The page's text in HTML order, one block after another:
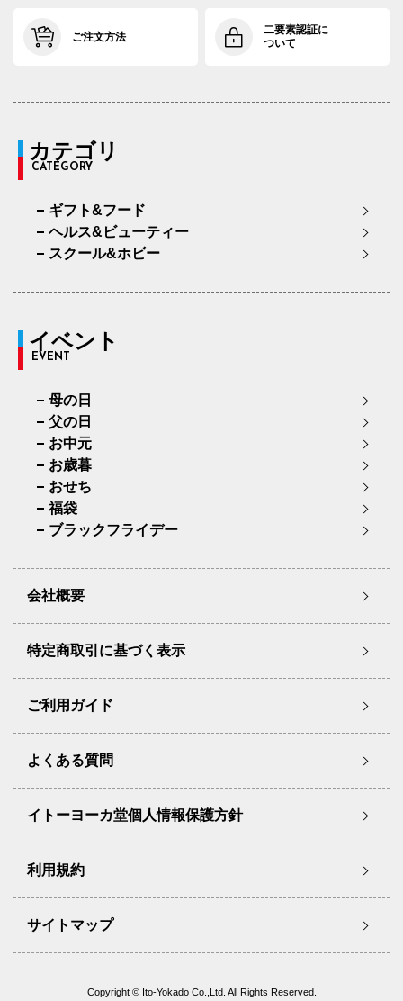
ご注文方法
二要素認証に
ついて
カテゴリ
CATEGORY
ギフト&フード
ヘルス&ビューティー
スクール&ホビー
イベント
EVENT
母の日
父の日
お中元
お歳暮
おせち
福袋
ブラックフライデー
会社概要
特定商取引に基づく表示
ご利用ガイド
よくある質問
イトーヨーカ堂個人情報保護方針
利用規約
サイトマップ
Copyright © Ito-Yokado Co.,Ltd. All Rights Reserved.